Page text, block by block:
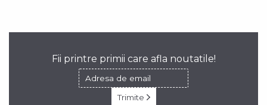
Fii printre primii care afla noutatile!
Trimite